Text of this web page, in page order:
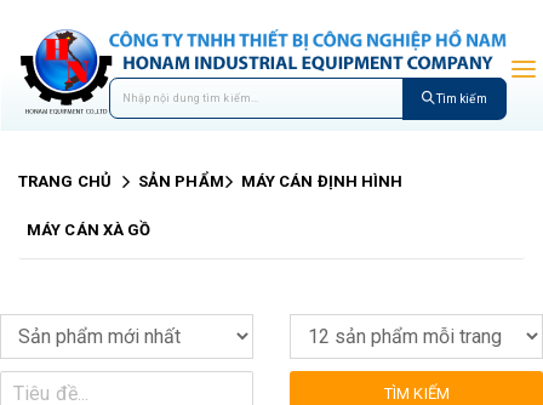
Tìm kiếm
TRANG CHỦ SẢN PHẨM MÁY CÁN ĐỊNH HÌNH
MÁY CÁN XÀ GỒ
TÌM KIẾM